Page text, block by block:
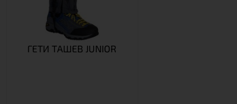
ГЕТИ ТАШЕВ JUNIOR